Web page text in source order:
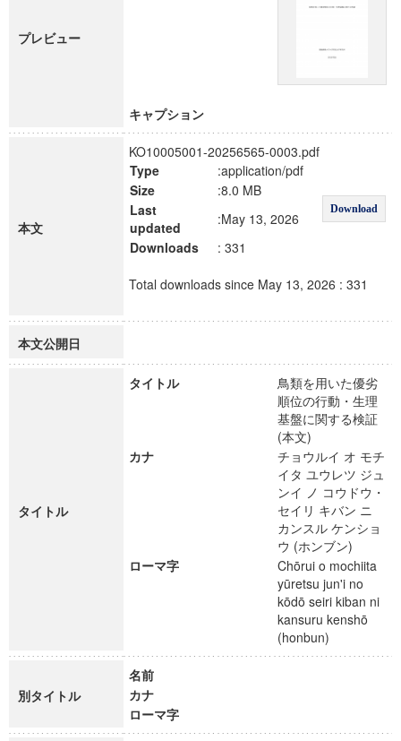
プレビュー
キャプション
本文
KO10005001-20256565-0003.pdf
Type
:application/pdf
Download
Size
:8.0 MB
Last
updated
:May 13, 2026
Downloads
: 331
Total downloads since May 13, 2026 : 331
本文公開日
タイトル
タイトル
鳥類を用いた優劣
順位の行動・生理
基盤に関する検証
(本文)
カナ
チョウルイ オ モチ
イタ ユウレツ ジュ
ンイ ノ コウドウ・
セイリ キバン ニ
カンスル ケンショ
ウ (ホンブン)
ローマ字
Chōrui o mochiita
yūretsu jun'i no
kōdō seiri kiban ni
kansuru kenshō
(honbun)
別タイトル
名前
カナ
ローマ字